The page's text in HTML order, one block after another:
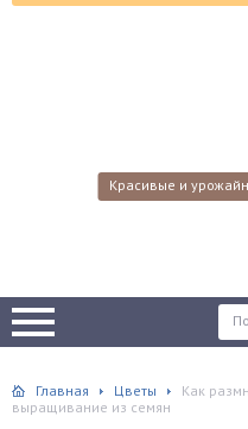
Красивые и
Главная Цветы
Как
выращивание из семян